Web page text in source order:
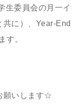
生委員会の月一イ
に）、Year-End
す。
願いします☆